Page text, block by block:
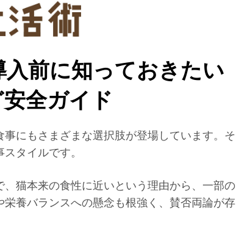
前に知っておきたい
全ガイド
にもさまざまな選択肢が登場しています。そ
タイルです。
猫本来の食性に近いという理由から、一部の
養バランスへの懸念も根強く、賛否両論が存